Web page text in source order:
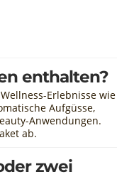
enthalten?
Erlebnisse wie
Aufgüsse,
Anwendungen.
ab.
zwei